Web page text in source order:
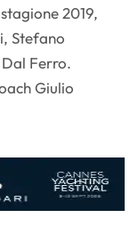
2019,
Stefano
Ferro.
Giulio